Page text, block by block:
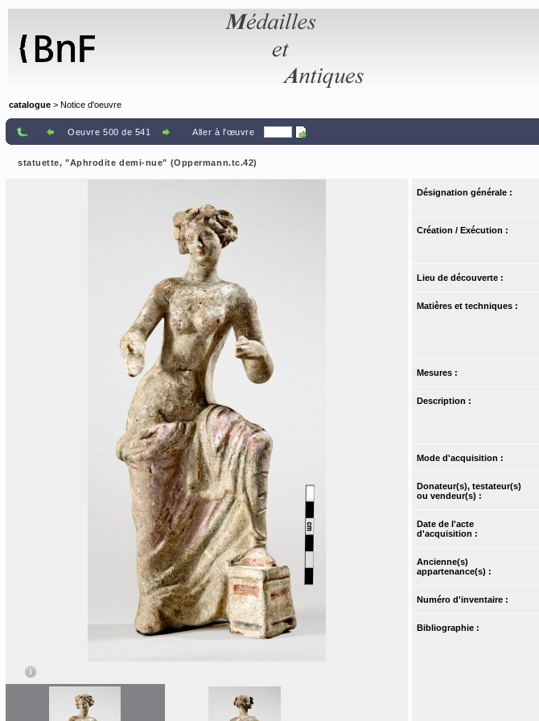
catalogue > Notice d'oeuvre
Oeuvre 500 de 541 Aller à l'œuvre
statuette, "Aphrodite demi-nue" (Oppermann.tc.42)
Désignation générale :
Création / Exécution :
Lieu de découverte :
Matières et techniques :
Mesures :
Description :
Mode d'acquisition :
Donateur(s), testateur(s)
ou vendeur(s) :
Date de l'acte
d'acquisition :
Ancienne(s)
appartenance(s) :
Numéro d'inventaire :
Bibliographie :